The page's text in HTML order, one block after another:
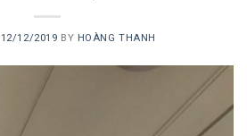
12/12/2019 BY HOÀNG THANH